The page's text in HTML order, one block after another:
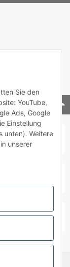
Sie den
YouTube,
Ads, Google
Einstellung
unten). Weitere
unserer